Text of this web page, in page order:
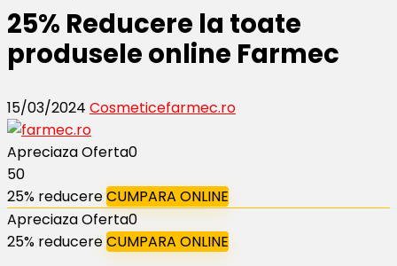
25% Reducere la toate
produsele online Farmec
15/03/2024 Cosmeticefarmec.ro
Apreciaza Oferta0
50
25% reducereCUMPARA ONLINE
Apreciaza Oferta0
25% reducereCUMPARA ONLINE